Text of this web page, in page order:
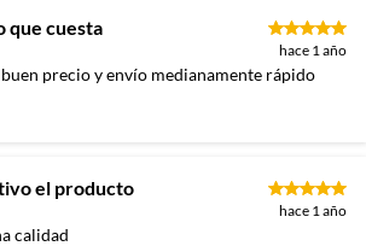
que cuesta
hace 1 año
precio y envío medianamente rápido
el producto
hace 1 año
calidad